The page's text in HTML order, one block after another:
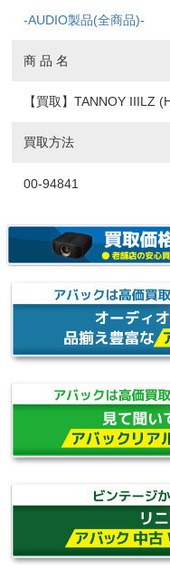
-AUDIO製品(全商品)-
商 品 名
【買取】TANNOY IIILZ
買取方法
00-94841